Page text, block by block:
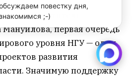
заместитель
первая очередь
уровня НГУ — один
развития
Значимую поддержку
повестку дня,
;-)